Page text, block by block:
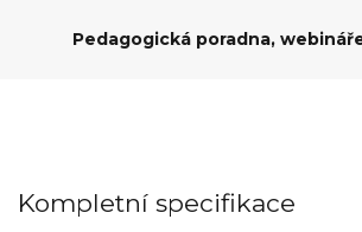
Pedagogická poradna,
Kompletní specifikace